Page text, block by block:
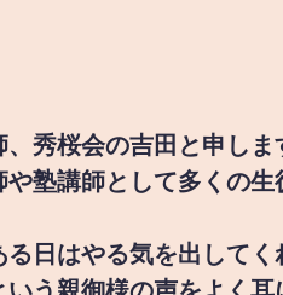
秀桜会の吉田と申しま
塾講師として多くの生
日はやる気を出して